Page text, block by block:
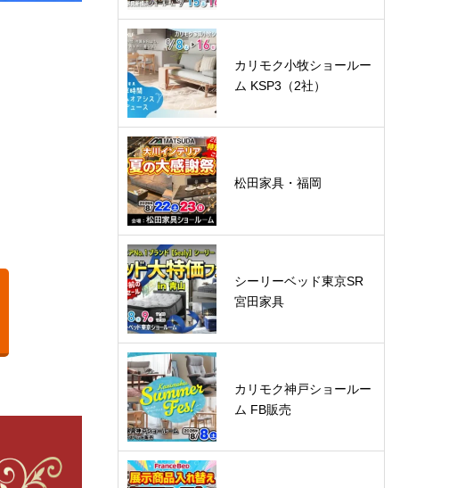
カリモク小牧ショールー
ム KSP3（2社）
松田家具・福岡
シーリーベッド東京SR
宮田家具
カリモク神戸ショールー
ム FB販売